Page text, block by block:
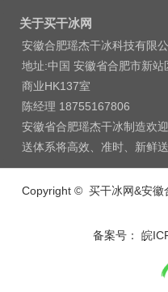
关于买干冰网
安徽合肥瑶杰干冰科技有限
地址:中国 安徽省合肥市新
商业HK137室
陈经理 18755167806
安徽省合肥瑶杰干冰制造欢
送体系将高效、准时、新鲜送
Copyright © 买干冰网&安徽
备案号： 皖